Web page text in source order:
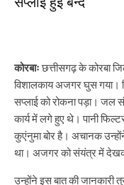
कोरबाःछत्तीसगढ़ के कोरबा
विशालकाय अजगर घुस गया।
सप्लाई को रोकना पड़ा। जल
कार्य में लगे हुए थे। पानी
कुएंनुमा बोर है। अचानक
था। अजगर को संयंत्र में
उन्होंने इस बात की जानकारी